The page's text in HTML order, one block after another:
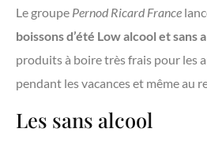
Le groupe Pernod Ricard France
boissons d’été Low alcool et sans
produits à boire très frais pour les
pendant les vacances et même au
Les sans alcool